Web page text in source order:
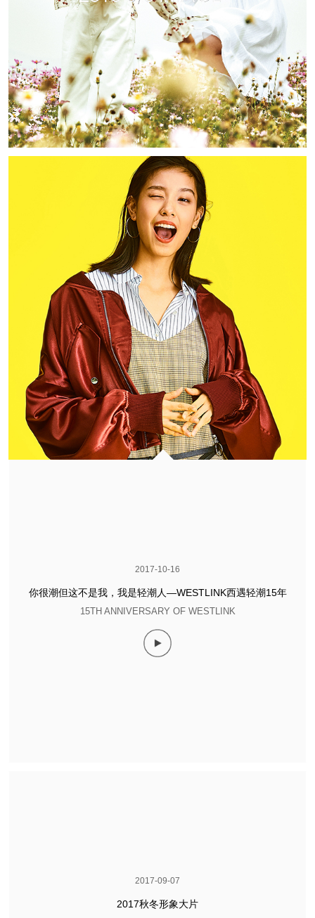
2017-10-16
你很潮但这不是我，我是轻潮人—WESTLINK西遇轻潮15年
15TH ANNIVERSARY OF WESTLINK
2017-09-07
2017秋冬形象大片